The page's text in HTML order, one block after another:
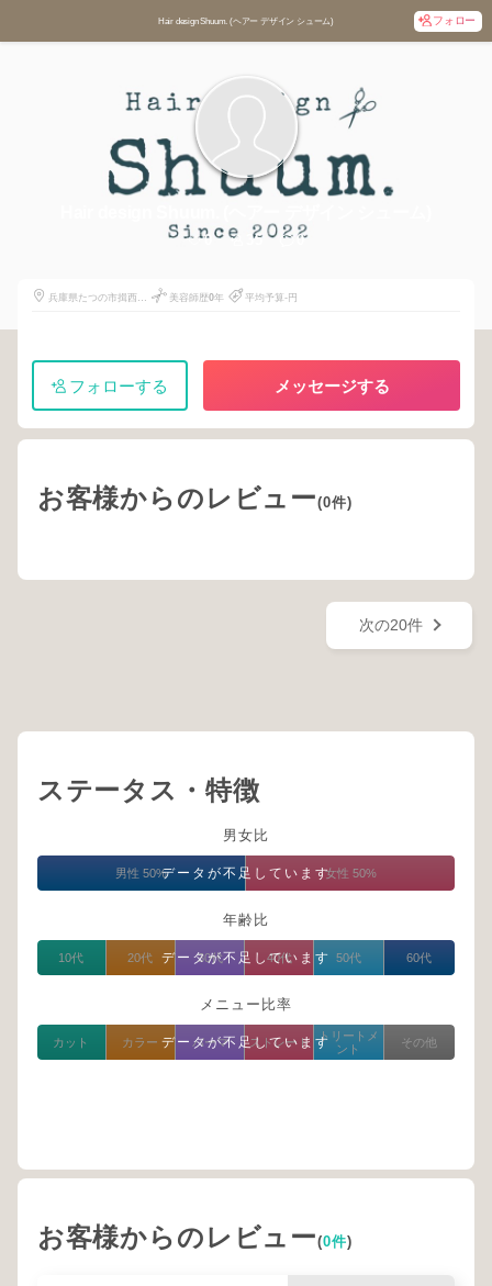
Hair design Shuum. (ヘアー デザイン シューム) フォロー
0 35 0
兵庫県たつの市揖西町
美容師歴0年 平均予算-円
フォローする メッセージする
お客様からのレビュー(0件)
次の20件
ステータス・特徴
男女比
データが不足しています
男性 50% 女性 50%
年齢比
データが不足しています
10代 20代 30代 40代 50代 60代
メニュー比率
データが不足しています
カット カラー パーマ ストレート
トリートメ
ント
その他
お客様からのレビュー(0件)